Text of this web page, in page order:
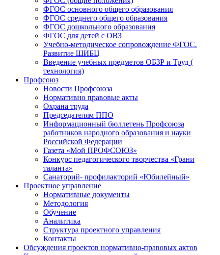
ФГОС основного общего образования
ФГОС среднего общего образования
ФГОС дошкольного образования
ФГОС для детей с ОВЗ
Учебно-методическое сопровождение ФГОС.
Развитие ШИБЦ
Введение учебных предметов ОБЗР и Труд (
технология)
Профсоюз
Новости Профсоюза
Нормативно правовые акты
Охрана труда
Председателям ППО
Информационный бюллетень Профсоюза
работников народного образования и науки
Российской Федерации
Газета «Мой ПРОФСОЮЗ»
Конкурс педагогического творчества «Грани
таланта»
Санаторий- профилакторий «Юбилейный»
Проектное управление
Нормативные документы
Методология
Обучение
Аналитика
Структура проектного управления
Контакты
Обсуждения проектов нормативно-правовых актов